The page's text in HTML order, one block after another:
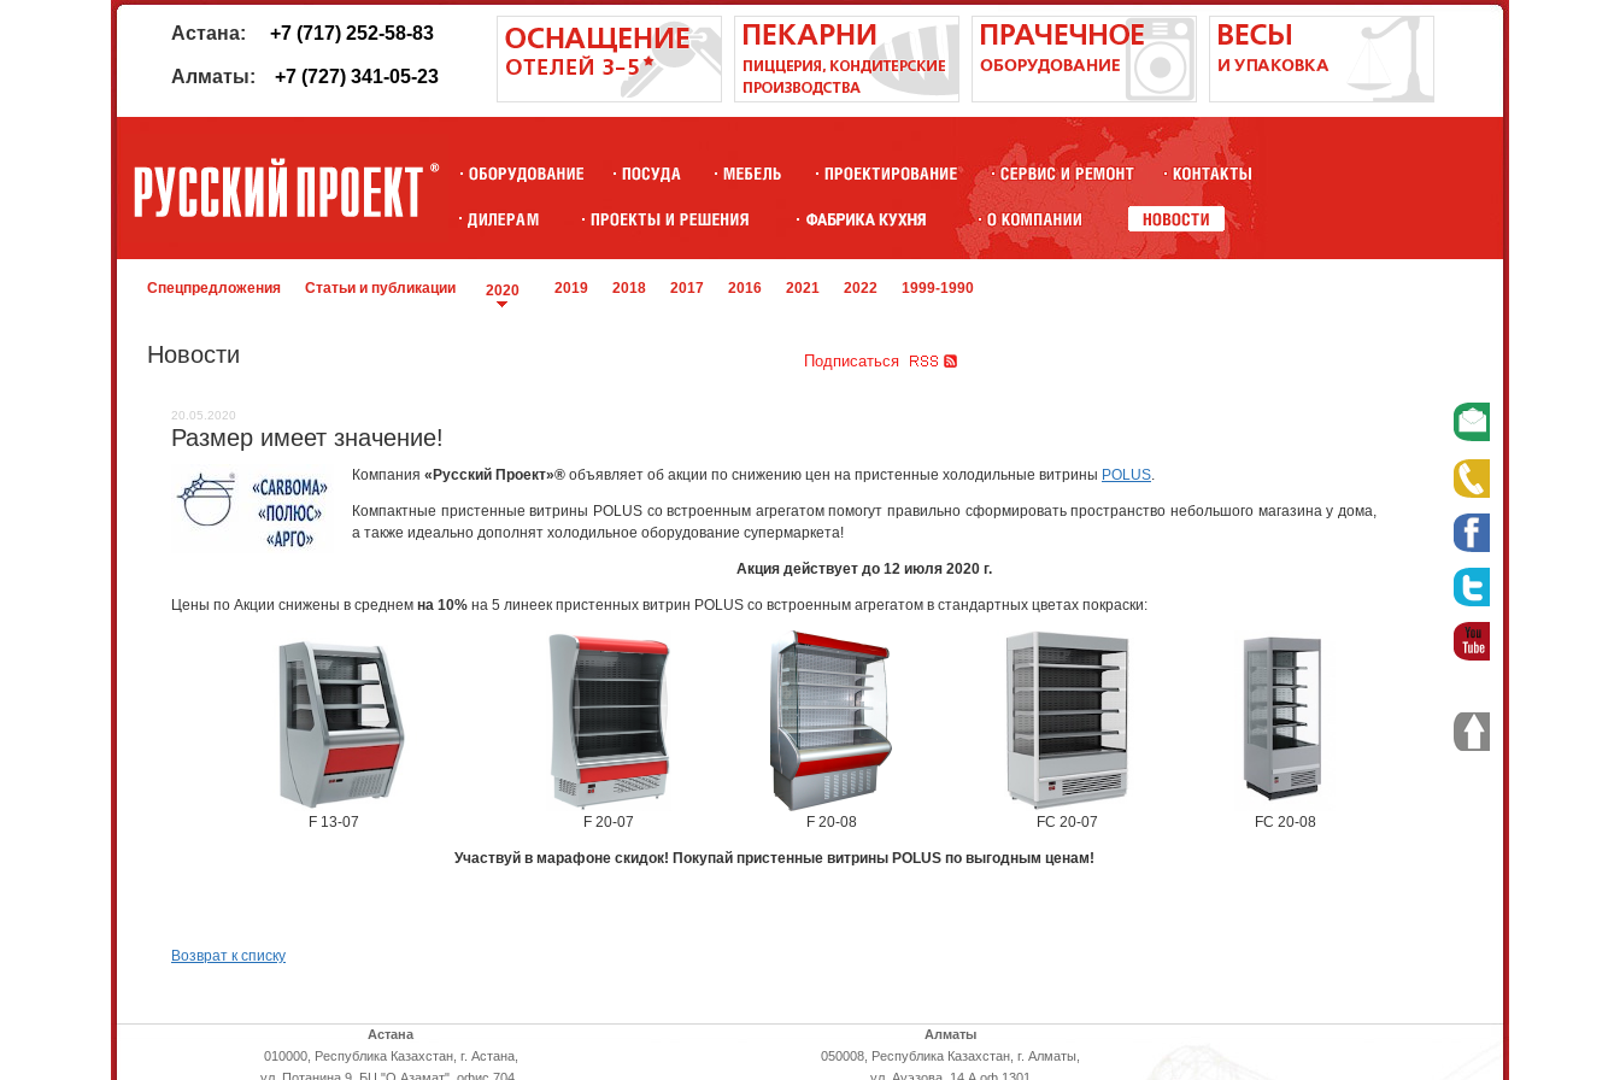
Астана: +7 (717) 252-58-83
Алматы: +7 (727) 341-05-23
Спецпредложения Статьи и публикации 2020 2019 2018 2017 2016 2021 2022 1999-1990
Новости Подписаться
20.05.2020
Размер имеет значение!
Компания «Русский Проект»® объявляет об акции по снижению цен на пристенные холодильные витрины POLUS.
Компактные пристенные витрины POLUS со встроенным агрегатом помогут правильно сформировать пространство небольшого магазина у дома,
а также идеально дополнят холодильное оборудование супермаркета!
Акция действует до 12 июля 2020 г.
Цены по Акции снижены в среднем на 10% на 5 линеек пристенных витрин POLUS со встроенным агрегатом в стандартных цветах покраски:
F 13-07 F 20-07 F 20-08 FC 20-07 FC 20-08
Участвуй в марафоне скидок! Покупай пристенные витрины POLUS по выгодным ценам!
Возврат к списку
Астана
010000, Республика Казахстан, г. Астана,
Алматы
050008, Республика Казахстан, г. Алматы,